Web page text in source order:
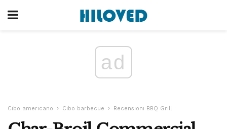
ad
Cibo americano Cibo barbecue Recensioni BBQ Grill